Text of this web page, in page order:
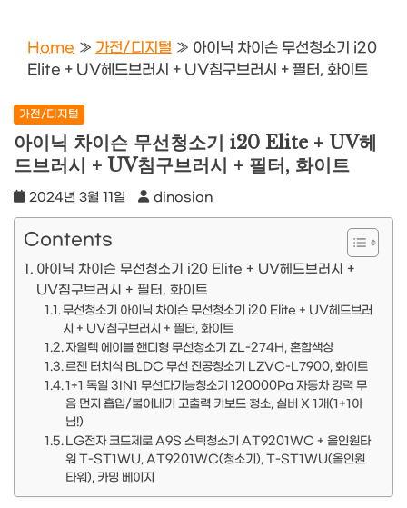
Home » 가전/디지털 » 아이닉 차이슨 무선청소기 i20
Elite + UV헤드브러시 + UV침구브러시 + 필터, 화이트
가전/디지털
아이닉 차이슨 무선청소기 i20 Elite + UV헤
드브러시 + UV침구브러시 + 필터, 화이트
2024년 3월 11일 dinosion
Contents
아이닉 차이슨 무선청소기 i20 Elite + UV헤드브러시 +
UV침구브러시 + 필터, 화이트
무선청소기 아이닉 차이슨 무선청소기 i20 Elite + UV헤드브러
시 + UV침구브러시 + 필터, 화이트
자일렉 에이블 핸디형 무선청소기 ZL-274H, 혼합색상
르젠 터치식 BLDC 무선 진공청소기 LZVC-L7900, 화이트
1+1 독일 3IN1 무선다기능청소기 120000Pa 자동차 강력 무
음 먼지 흡입/불어내기 고출력 키보드 청소, 실버 X 1개(1+1아
님!)
LG전자 코드제로 A9S 스틱청소기 AT9201WC + 올인원타
워 T-ST1WU, AT9201WC(청소기), T-ST1WU(올인원
타워), 카밍 베이지